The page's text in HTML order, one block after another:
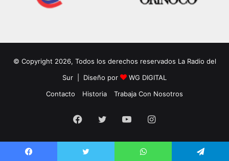
© Copyright 2026, Todos los derechos reservados La Radio del
Sur | Diseño por
WG DIGITAL
Contacto
Historia Trabaja Con Nosotros
Facebook
TwitterYouTubeInstagram